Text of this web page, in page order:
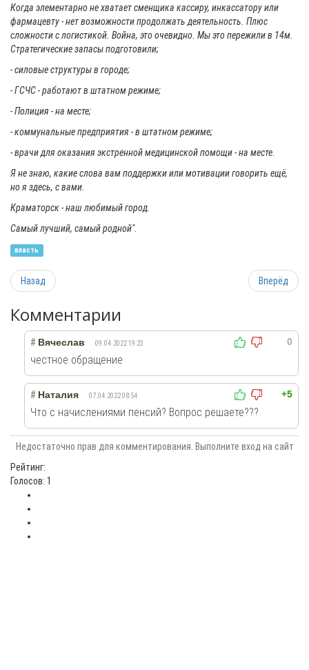
Когда элементарно не хватает сменщика кассиру, инкассатору или
фармацевту - нет возможности продолжать деятельность. Плюс
сложности с логистикой. Война, это очевидно. Мы это пережили в 14м.
Стратегические запасы подготовили;
- силовые структуры в городе;
- ГСЧС - работают в штатном режиме;
- Полиция - на месте;
- коммунальные предприятия - в штатном режиме;
- врачи для оказания экстренной медицинской помощи - на месте.
Я не знаю, какие слова вам поддержки или мотивации говорить ещё,
но я здесь, с вами.
Краматорск - наш любимый город.
Самый лучший, самый родной".
власть
Назад Вперёд
Комментарии
0
# Вячеслав 09.04.2022 19:23
честное обращение
+5
# Наталия 07.04.2022 08:54
Что с начислениями пенсий? Вопрос решаете???
Недостаточно прав для комментирования. Выполните вход на сайт
Рейтинг:
Голосов: 1